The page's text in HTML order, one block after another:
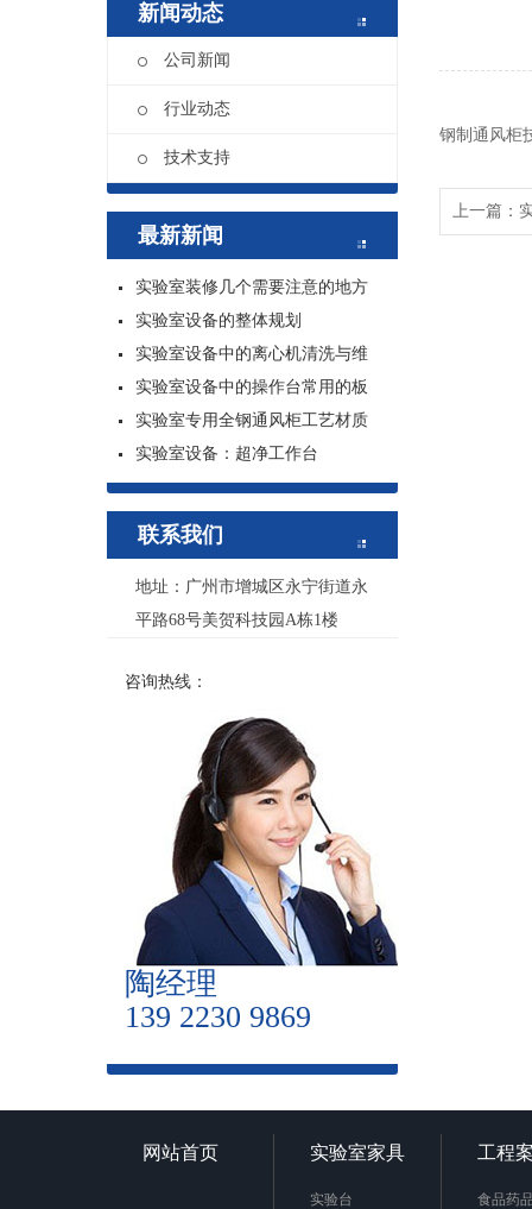
新闻动态
公司新闻
行业动态
技术支持
最新新闻
实验室装修几个需要注意的地方
实验室设备的整体规划
实验室设备中的离心机清洗与维
实验室设备中的操作台常用的板
实验室专用全钢通风柜工艺材质
实验室设备：超净工作台
联系我们
地址：广州市增城区永宁街道永
平路68号美贺科技园A栋1楼
咨询热线：
陶经理
139 2230 9869
钢制通风柜
上一篇：
网站首页 实验室家具
实验台
工程
食品药